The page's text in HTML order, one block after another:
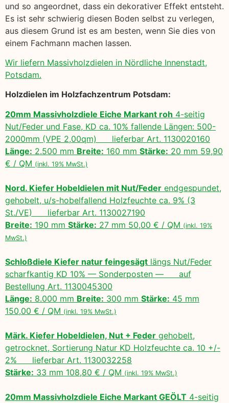
und so angeordnet, dass ein dekorativer Effekt entsteht.
Es ist sehr schwierig diesen Boden selbst zu verlegen,
aus diesem Grund ist es am besten, wenn Sie dies von
einem Fachmann machen lassen.
Wir liefern Massivholzdielen in Nördliche Innenstadt,
Potsdam.
Holzdielen im Holzfachzentrum Potsdam:
20mm Massivholzdiele Eiche Markant roh 4-seitig
Nut/Feder und Fase, KD ca. 10% fallende Längen: 500-
2000mm (VPE 2,00qm) lieferbar Art. 1130020160
Länge: 2.500 mm Breite: 160 mm Stärke: 20 mm 59,90
€ / QM (inkl. 19% MwSt.)
Nord. Kiefer Hobeldielen mit Nut/Feder endgespundet,
gehobelt, u/s-hobelfallend Holzfeuchte ca. 9% (3
St./VE) lieferbar Art. 1130027190
Breite: 190 mm Stärke: 27 mm 50,00 € / QM (inkl. 19%
MwSt.)
Schloßdiele Kiefer natur feingesägt längs Nut/Feder
scharfkantig KD 10% — Sonderposten — auf
Bestellung Art. 1130045300
Länge: 8.000 mm Breite: 300 mm Stärke: 45 mm
150,00 € / QM (inkl. 19% MwSt.)
Märk. Kiefer Hobeldielen, Nut + Feder gehobelt,
getrocknet, Sortierung Natur KD Holzfeuchte ca. 10 +/-
2% lieferbar Art. 1130032258
Stärke: 33 mm 108,80 € / QM (inkl. 19% MwSt.)
20mm Massivholzdiele Eiche Markant GEÖLT 4-seitig